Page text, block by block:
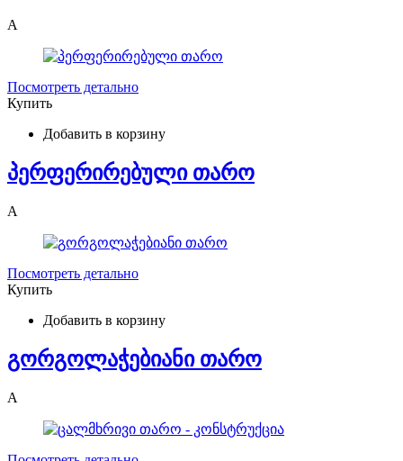
A
Посмотреть детально
Купить
Добавить в корзину
პერფერირებული თარო
A
Посмотреть детально
Купить
Добавить в корзину
გორგოლაჭებიანი თარო
A